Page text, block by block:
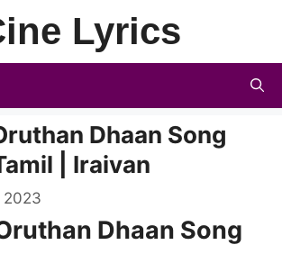
Lyrics
Dhaan Song
| Iraivan
2023
Dhaan Song